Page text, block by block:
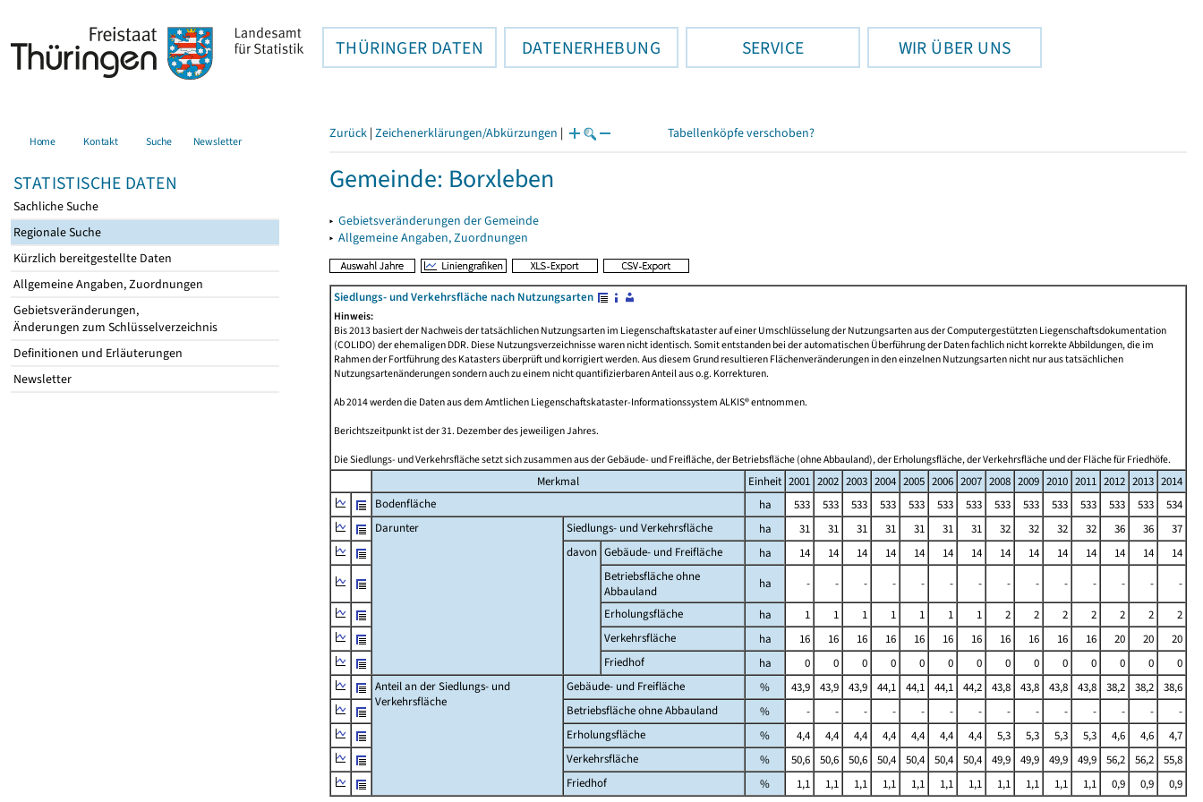
THÜRINGER DATEN DATENERHEBUNG SERVICE WIR ÜBER UNS
Home Kontakt Suche Newsletter
STATISTISCHE DATEN
Sachliche Suche
Regionale Suche
Kürzlich bereitgestellte Daten
Allgemeine Angaben, Zuordnungen
Gebietsveränderungen,
Änderungen zum Schlüsselverzeichnis
Definitionen und Erläuterungen
Newsletter
Zurück | Zeichenerklärungen/Abkürzungen | Tabellenköpfe verschoben?
Gemeinde: Borxleben
▸ Gebietsveränderungen der Gemeinde
▸ Allgemeine Angaben, Zuordnungen
Siedlungs- und Verkehrsfläche nach Nutzungsarten
Hinweis:
Bis 2013 basiert der Nachweis der tatsächlichen Nutzungsarten im Liegenschaftskataster auf einer Umschlüsselung der Nutzungsarten aus der Computergestützten Liegenschaftsdokumentation
(COLIDO) der ehemaligen DDR. Diese Nutzungsverzeichnisse waren nicht identisch. Somit entstanden bei der automatischen Überführung der Daten fachlich nicht korrekte Abbildungen, die im
Rahmen der Fortführung des Katasters überprüft und korrigiert werden. Aus diesem Grund resultieren Flächenveränderungen in den einzelnen Nutzungsarten nicht nur aus tatsächlichen
Nutzungsartenänderungen sondern auch zu einem nicht quantifizierbaren Anteil aus o.g. Korrekturen.
Ab 2014 werden die Daten aus dem Amtlichen Liegenschaftskataster-Informationssystem ALKIS® entnommen.
Berichtszeitpunkt ist der 31. Dezember des jeweiligen Jahres.
Die Siedlungs- und Verkehrsfläche setzt sich zusammen aus der Gebäude- und Freifläche, der Betriebsfläche (ohne Abbauland), der Erholungsfläche, der Verkehrsfläche und der Fläche für Friedhöfe.
Merkmal Einheit 2001 2002 2003 2004 2005 2006 2007 2008 2009 2010 2011 2012 2013 2014
Bodenfläche
ha 533 533 533 533 533 533 533 533 533 533 533 533 533
534
Darunter
Siedlungs- und Verkehrsfläche ha 31 31 31 31 31 31 31 32 32 32 32 36 36
37
davon Gebäude- und Freifläche ha 14 14 14 14 14 14 14 14 14 14 14 14 14
14
Betriebsfläche ohne
Abbauland
ha - - - - - - - - - - - - -
-
Erholungsfläche
ha 1 1 1 1 1 1 1 2 2 2 2 2 2
2
Verkehrsfläche
ha 16 16 16 16 16 16 16 16 16 16 16 20 20
20
Friedhof
ha 0 0 0 0 0 0 0 0 0 0 0 0 0
0
Anteil an der Siedlungs- und
Verkehrsfläche
Gebäude- und Freifläche % 43,9 43,9 43,9 44,1 44,1 44,1 44,2 43,8 43,8 43,8 43,8 38,2 38,2
38,6
Betriebsfläche ohne Abbauland
% - - - - - - - - - - - - -
-
Erholungsfläche
% 4,4 4,4 4,4 4,4 4,4 4,4 4,4 5,3 5,3 5,3 5,3 4,6 4,6
4,7
Verkehrsfläche
% 50,6 50,6 50,6 50,4 50,4 50,4 50,4 49,9 49,9 49,9 49,9 56,2 56,2
55,8
Friedhof
% 1,1 1,1 1,1 1,1 1,1 1,1 1,1 1,1 1,1 1,1 1,1 0,9 0,9 0,9